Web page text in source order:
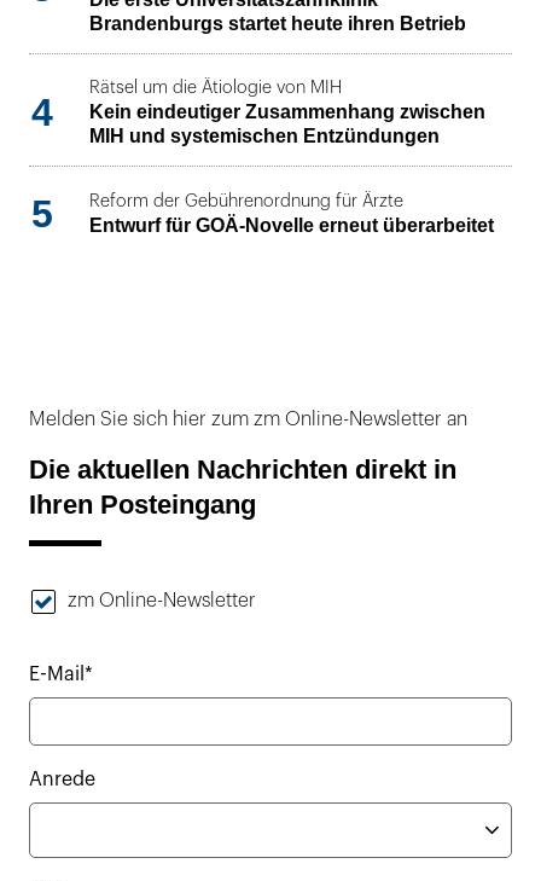
Brandenburgs startet heute ihren Betrieb
4
Rätsel um die Ätiologie von MIH
Kein eindeutiger Zusammenhang zwischen
MIH und systemischen Entzündungen
5 Reform der Gebührenordnung für Ärzte
Entwurf für GOÄ-Novelle erneut überarbeitet
Melden Sie sich hier zum zm Online-Newsletter an
Die aktuellen Nachrichten direkt in
Ihren Posteingang
zm Online-Newsletter
E-Mail*
Anrede